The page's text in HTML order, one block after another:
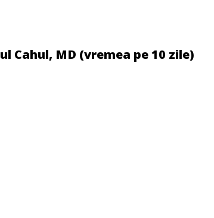
Cahul, MD (vremea pe 10 zile)